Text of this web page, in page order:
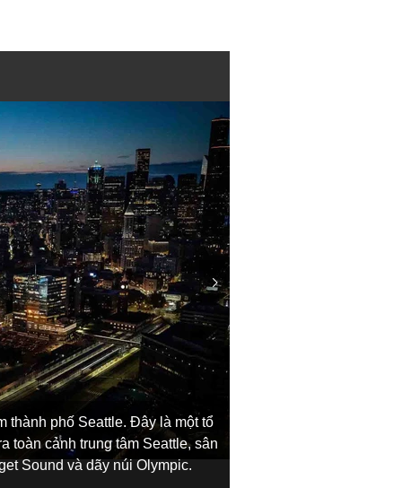
thành phố Seattle. Đây là một tổ
toàn cảnh trung tâm Seattle, sân
Sound và dãy núi Olympic.